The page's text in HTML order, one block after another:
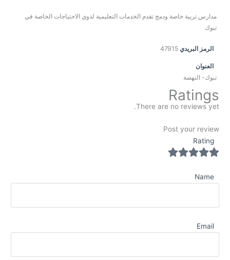
مدارس تربية خاصة ودمج تقدم الخدمات التعليمية لذوي الاحتياجات الخاصة في
تبوك
الرمز البريدي 47915
العنوان
تبوك- النهضة
Ratings
There are no reviews yet.
Post your review
Rating
Name
Email